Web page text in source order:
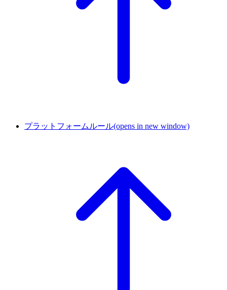
プラットフォームルール(opens in new window)